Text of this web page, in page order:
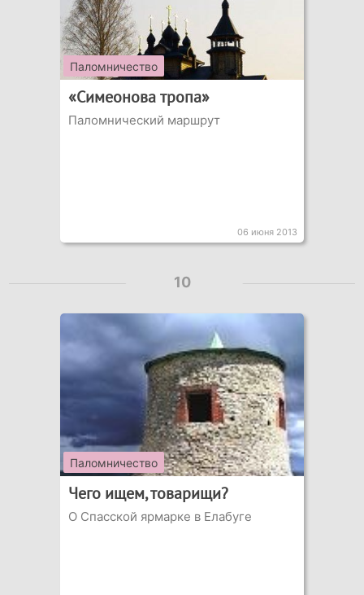
Паломничество
«Симеонова тропа»
Паломнический маршрут
06 июня 2013
10
Паломничество
Чего ищем, товарищи?
О Спасской ярмарке в Елабуге